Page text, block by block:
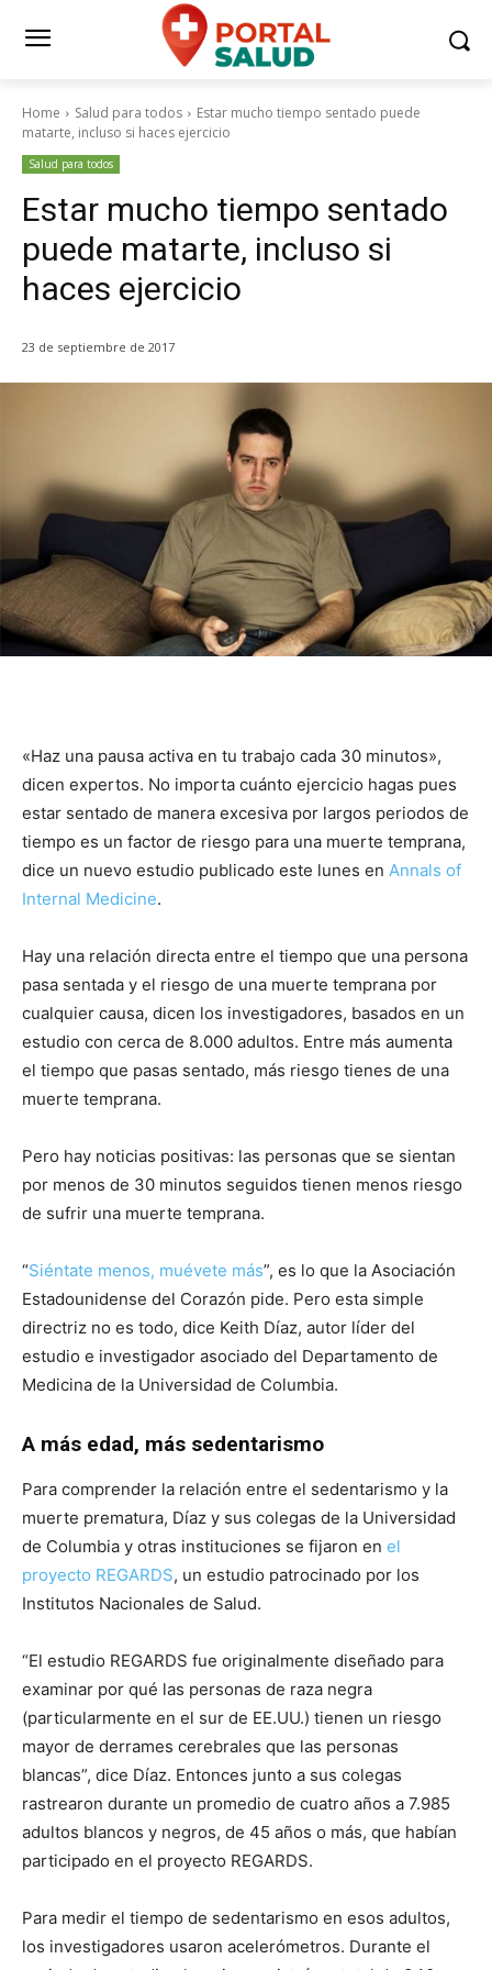
Home Salud para todos
Estar mucho tiempo sentado puede
matarte, incluso si haces ejercicio
Salud para todos
Estar mucho tiempo sentado
puede matarte, incluso si
haces ejercicio
23 de septiembre de 2017
«Haz una pausa activa en tu trabajo cada 30 minutos»,
dicen expertos. No importa cuánto ejercicio hagas pues
estar sentado de manera excesiva por largos periodos de
tiempo es un factor de riesgo para una muerte temprana,
dice un nuevo estudio publicado este lunes en Annals of
Internal Medicine.
Hay una relación directa entre el tiempo que una persona
pasa sentada y el riesgo de una muerte temprana por
cualquier causa, dicen los investigadores, basados en un
estudio con cerca de 8.000 adultos. Entre más aumenta
el tiempo que pasas sentado, más riesgo tienes de una
muerte temprana.
Pero hay noticias positivas: las personas que se sientan
por menos de 30 minutos seguidos tienen menos riesgo
de sufrir una muerte temprana.
“Siéntate menos, muévete más”, es lo que la Asociación
Estadounidense del Corazón pide. Pero esta simple
directriz no es todo, dice Keith Díaz, autor líder del
estudio e investigador asociado del Departamento de
Medicina de la Universidad de Columbia.
A más edad, más sedentarismo
Para comprender la relación entre el sedentarismo y la
muerte prematura, Díaz y sus colegas de la Universidad
de Columbia y otras instituciones se fijaron en el
proyecto REGARDS, un estudio patrocinado por los
Institutos Nacionales de Salud.
“El estudio REGARDS fue originalmente diseñado para
examinar por qué las personas de raza negra
(particularmente en el sur de EE.UU.) tienen un riesgo
mayor de derrames cerebrales que las personas
blancas”, dice Díaz. Entonces junto a sus colegas
rastrearon durante un promedio de cuatro años a 7.985
adultos blancos y negros, de 45 años o más, que habían
participado en el proyecto REGARDS.
Para medir el tiempo de sedentarismo en esos adultos,
los investigadores usaron acelerómetros. Durante el